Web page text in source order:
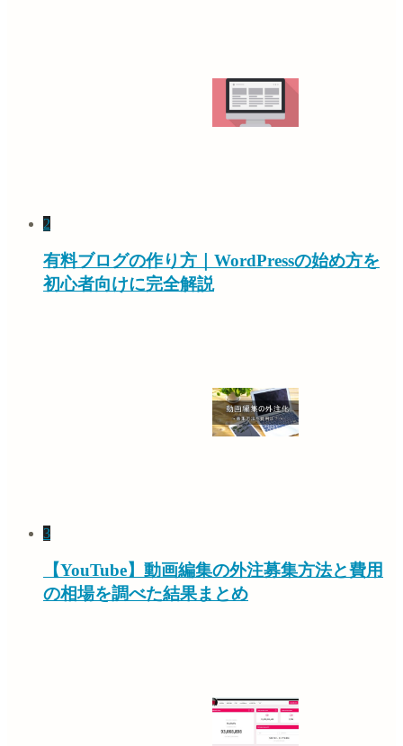
2
有料ブログの作り方｜WordPressの始め方を
初心者向けに完全解説
3
【YouTube】動画編集の外注募集方法と費用
の相場を調べた結果まとめ